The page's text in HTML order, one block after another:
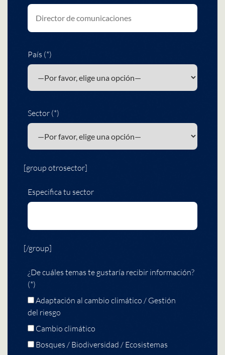
País (*)
Sector (*)
[group otrosector]
Especifica tu sector
[/group]
¿De cuáles temas te gustaría recibir información?
(*)
Adaptación al cambio climático / Gestión
del riesgo
Cambio climático
Bosques / Biodiversidad / Ecosistemas